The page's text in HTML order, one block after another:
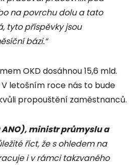
na povrchu dolu a tato
tyto příspěvky jsou
bázi.“
OKD dosáhnou 15,6 mld.
V letošním roce nás to bude
propouštění zaměstnanců.
ministr průmyslu a
říct, že s ohledem na
i v rámci takzvaného